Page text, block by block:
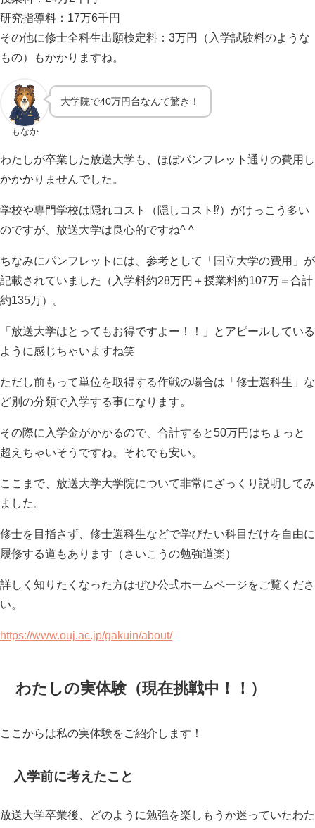
研究指導料：17万6千円
その他に修士全科生出願検定料：3万円（入学試験料のような
もの）もかかりますね。
もなか
大学院で40万円台なんて驚き！
わたしが卒業した放送大学も、ほぼパンフレット通りの費用し
かかかりませんでした。
学校や専門学校は隠れコスト（隠しコスト⁉︎）がけっこう多い
のですが、放送大学は良心的ですね^ ^
ちなみにパンフレットには、参考として「国立大学の費用」が
記載されていました（入学料約28万円＋授業料約107万＝合計
約135万）。
「放送大学はとってもお得ですよー！！」とアピールしている
ように感じちゃいますね笑
ただし前もって単位を取得する作戦の場合は「修士選科生」な
ど別の分類で入学する事になります。
その際に入学金がかかるので、合計すると50万円はちょっと
超えちゃいそうですね。それでも安い。
ここまで、放送大学大学院について非常にざっくり説明してみ
ました。
修士を目指さず、修士選科生などで学びたい科目だけを自由に
履修する道もあります（さいこうの勉強道楽）
詳しく知りたくなった方はぜひ公式ホームページをご覧くださ
い。
https://www.ouj.ac.jp/gakuin/about/
わたしの実体験（現在挑戦中！！）
ここからは私の実体験をご紹介します！
入学前に考えたこと
放送大学卒業後、どのように勉強を楽しもうか迷っていたわた